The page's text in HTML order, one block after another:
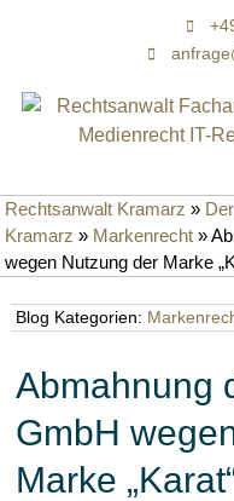
Rechtsanwalt Kramarz »
Kramarz » Markenrecht »
wegen Nutzung der Marke
Blog Kategorien:
Abmahnung
GmbH
Marke